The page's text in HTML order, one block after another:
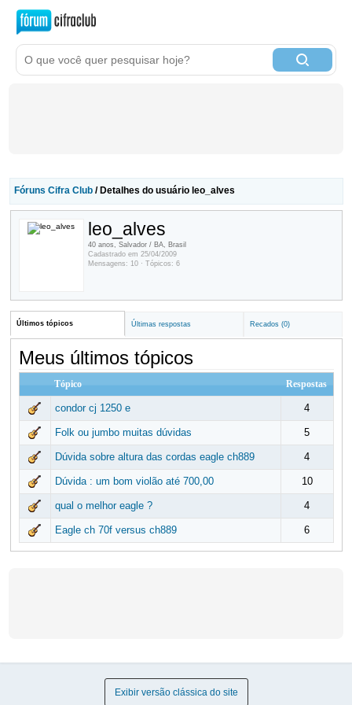
Fóruns Cifra Club/ Detalhes do usuário leo_alves
leo_alves
40 anos, Salvador / BA, Brasil
Cadastrado em 25/04/2009
Mensagens: 10 · Tópicos: 6
Últimos tópicos Últimas respostas Recados (0)
Meus últimos tópicos
Tópico Respostas
condor cj 1250 e 4
Folk ou jumbo muitas dúvidas 5
Dúvida sobre altura das cordas eagle ch889 4
Dúvida : um bom violão até 700,00 10
qual o melhor eagle ? 4
Eagle ch 70f versus ch889 6
Exibir versão clássica do site